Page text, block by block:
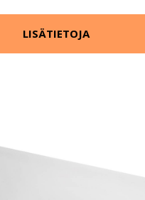
LISÄTIETOJA